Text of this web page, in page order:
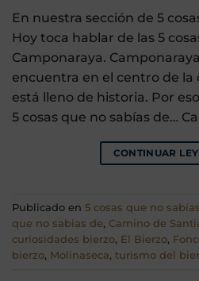
En nuestra sección de 5
Hoy toca hablar de las 5
Camponaraya.
encuentra en el centro de la
está lleno de historia. Por
5 cosas que no sabías de…
CONTINUAR
Publicado en 5 cosas que no
que no sabias de, Camino de
curiosidades bierzo, El Bierzo,
bierzo, Molinaseca, turismo del